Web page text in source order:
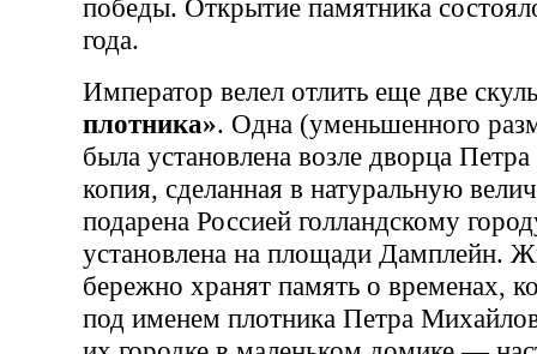
победы. Открытие памятника
года.
Император велел отлить еще две
плотника». Одна (уменьшенного
была установлена возле дворца
копия, сделанная в натуральную
подарена Россией голландскому
установлена на площади Дамплейн.
бережно хранят память о временах,
под именем плотника Петра